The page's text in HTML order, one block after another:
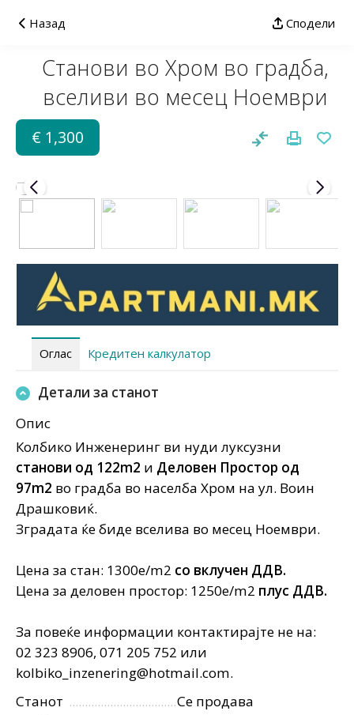
Назад Сподели
Станови во Хром во градба,
вселиви во месец Ноември
€ 1,300
Оглас Кредитен калкулатор
Детали за станот
Опис
Колбико Инженеринг ви нуди луксузни
станови од 122m2 и Деловен Простор од
97m2 во градба во населба Хром на ул. Воин
Драшковиќ.
Зградата ќе биде вселива во месец Ноември.
Цена за стан: 1300e/m2 со вклучен ДДВ.
Цена за деловен простор: 1250е/m2 плус ДДВ.
За повеќе информации контактирајте не на:
02 323 8906, 071 205 752 или
kolbiko_inzenering@hotmail.com.
Станот
Се продава